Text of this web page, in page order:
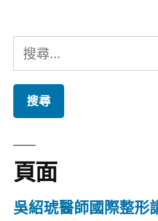
搜
尋
鍵
字:
頁面
吳紹琥醫師國際整形